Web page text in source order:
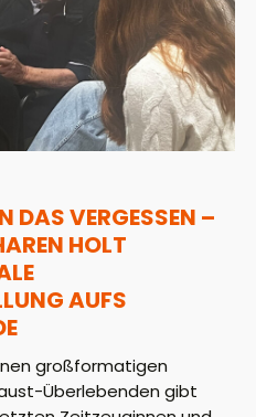
DAS VERGESSEN –
HOLT
AUFS
großformatigen
Überlebenden gibt